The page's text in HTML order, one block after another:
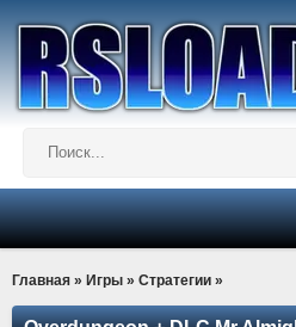
Главная » Игры » Стратегии »